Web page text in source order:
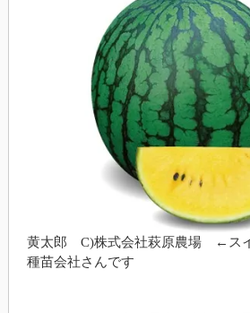
黄太郎 C)株式会社萩原農場 ←ス
種苗会社さんです